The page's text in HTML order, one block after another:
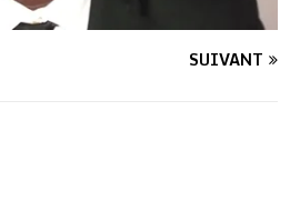
SUIVANT